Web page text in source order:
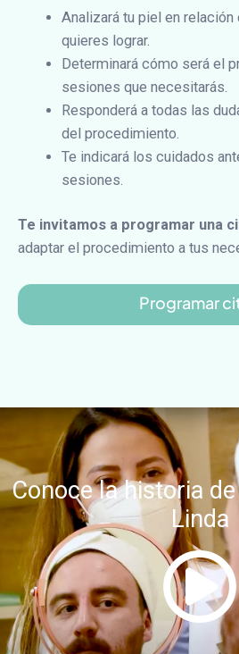
Analizará tu piel en
quieres lograr.
Determinará cómo será el
sesiones que necesitarás.
Responderá a todas las
del procedimiento.
Te indicará los cuidados
sesiones.
Te invitamos a programar una
adaptar el procedimiento a tus
Programar
Conoce la historia
Linda